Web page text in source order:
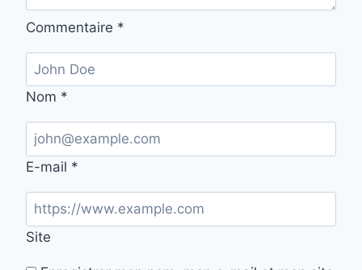
Commentaire *
Nom *
E-mail *
Site